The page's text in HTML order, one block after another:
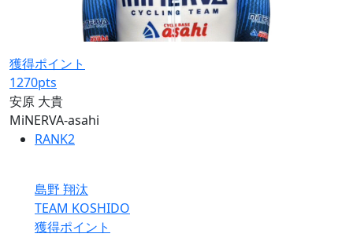
獲得ポイント
1270pts
安原 大貴
MiNERVA-asahi
RANK2
島野 翔汰
TEAM KOSHIDO
獲得ポイント